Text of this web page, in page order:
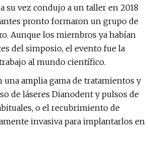
su vez condujo a un taller en 2018
pronto formaron un grupo de
Aunque los miembros ya habían
del simposio, el evento fue la
al mundo científico.
amplia gama de tratamientos y
de láseres Dianodent y pulsos de
o el recubrimiento de
invasiva para implantarlos en